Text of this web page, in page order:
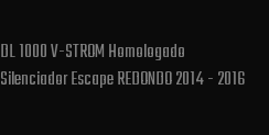
DL 1000 V-STROM Homologado
Silenciador Escape REDONDO 2014 - 2016